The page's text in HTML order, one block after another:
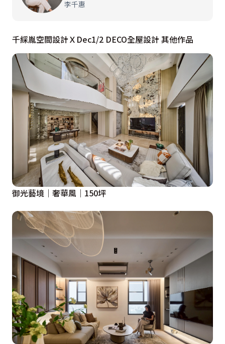
李千惠
千綵胤空間設計ＸDec1/2 DECO全屋設計 其他作品
御光藝境｜奢華風｜150坪